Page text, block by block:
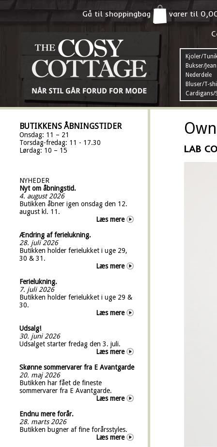
Gå til shoppingbag varer til
Kjoler/
Bukser/
Nederdele
Bluser/T-
Cardigans/
BUTIKKENS ÅBNINGSTIDER
Onsdag: 11 – 21
Torsdag-fredag: 11 - 17.30
Lørdag: 10 – 15
NYHEDER
Nyt om åbningstid.
4. august 2026
Butikken åbner igen onsdag den 12.
august kl. 11.
Læs mere
Ændring af ferielukning.
28. juli 2026
Butikken holder ferielukket i uge 29,
30 & 31.
Læs mere
Ferielukning.
7. juli 2026
Butikken holder ferielukket i uge 29 &
30.
Læs mere
Udsalg!
30. juni 2026
Udsalget starter fredag den 3. juli.
Læs mere
Skønne sommervarer fra E Avantgarde
20. maj 2026
Butikken har fået de fineste
sommervarer fra E Avantgarde.
Læs mere
Endnu mere forår.
28. marts 2026
Butikken bugner af fine forårsstyles.
Læs mere
LAB